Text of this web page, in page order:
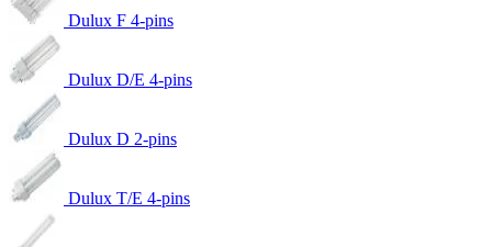
Dulux F 4-pins
Dulux D/E 4-pins
Dulux D 2-pins
Dulux T/E 4-pins